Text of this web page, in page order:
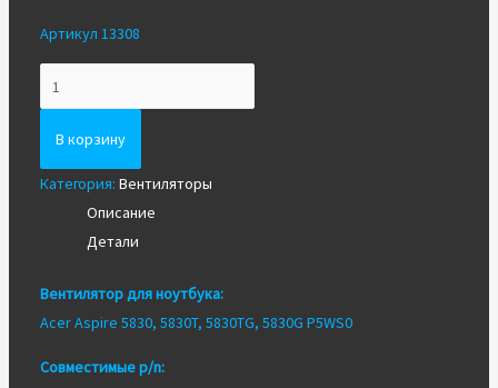
Артикул 13308
Вентилятор/
Кулер
для
ноутбука
В корзину
Категория: Вентиляторы
Описание
Детали
Вентилятор для ноутбука:
Acer Aspire 5830, 5830T, 5830TG, 5830G P5WS0
Совместимые p/n: